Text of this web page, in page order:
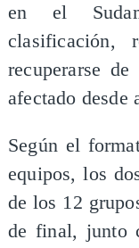
en el
clasificación,
recuperarse
afectado desde
Según el
equipos, los
de los 12
de final, junto